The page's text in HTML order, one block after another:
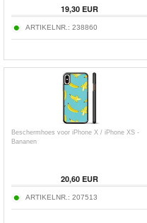
19,30EUR
ARTIKELNR.: 238860
Beschermhoes voor iPhone X / iPhone XS -
Bananen
20,60EUR
ARTIKELNR.: 207513